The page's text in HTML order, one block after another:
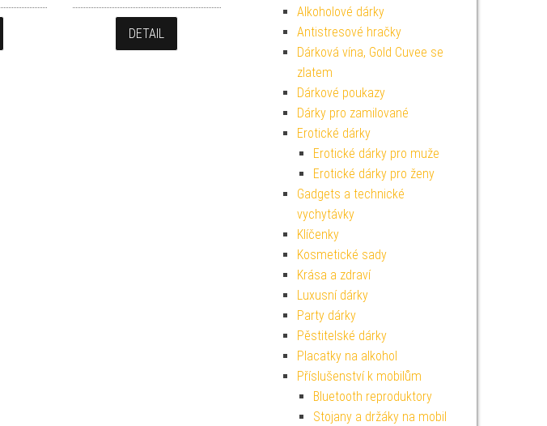
DETAIL
Alkoholové dárky
Antistresové hračky
Dárková vína, Gold Cuvee se
zlatem
Dárkové poukazy
Dárky pro zamilované
Erotické dárky
Erotické dárky pro muže
Erotické dárky pro ženy
Gadgets a technické
vychytávky
Klíčenky
Kosmetické sady
Krása a zdraví
Luxusní dárky
Party dárky
Pěstitelské dárky
Placatky na alkohol
Příslušenství k mobilům
Bluetooth reproduktory
Stojany a držáky na mobil